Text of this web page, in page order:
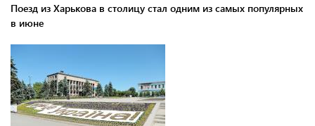
Поезд из Харькова в столицу стал одним из самых популярных
в июне